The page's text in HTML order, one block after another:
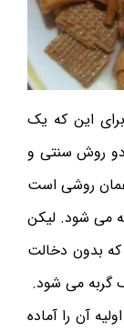
این که یک
دو روش سنتی و
روشی است
می شود. لیکن
بدون دخالت
گربه می شود.
آن را آماده